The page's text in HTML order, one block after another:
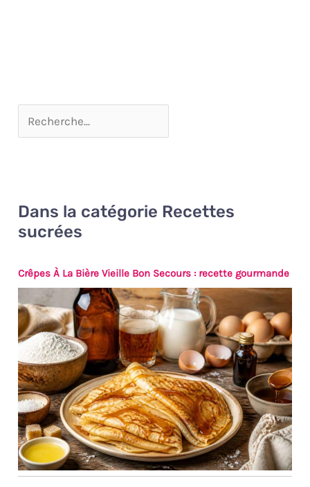
Dans la catégorie Recettes
sucrées
Crêpes À La Bière Vieille Bon Secours : recette gourmande